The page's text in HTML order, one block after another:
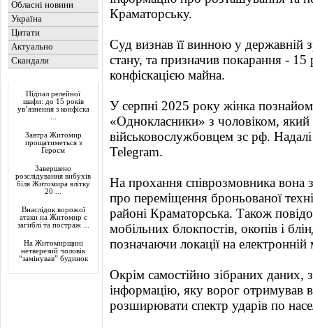
Обласні новини
Україна
Цитати
Актуально
Скандали
Підпал релейної
шафи: до 15 років
ув’язнення з конфіска
Завтра Житомир
прощатиметься з
Героєм
Завершено
розслідування вибухів
біля Житомира влітку
20 ...
Внаслідок ворожої
атаки на Житомир є
загиблі та постраж ...
На Житомирщині
нетверезий чоловік
“замінував” будинок
Краматорську.
Суд визнав її винною у державній
стану, та призначив покарання - 15
конфіскацією майна.
У серпні 2025 року жінка
«Однокласники» з чоловіком, який
військовослужбовцем зс рф.
Telegram.
На прохання співрозмовника вона
про переміщення броньованої
районі Краматорська. Також
мобільних блокпостів, окопів і
позначаючи локації на електронній
Окрім самостійно зібраних даних,
інформацію, яку ворог отримував
розширювати спектр ударів по